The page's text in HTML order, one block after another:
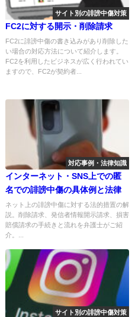
サイト別の誹謗中傷対策
FC2に対する開示・削除請求
FC2に誹謗中傷の書き込みがあり削除した
い場合の対応方法について紹介します。
FC2を利用したビジネスが広く行われてい
ますので、FC2が契約者...
対応事例・法律知識
インターネット・SNS上での匿
名での誹謗中傷の具体例と法律
ネット上の誹謗中傷に対する法的措置の解
説。削除請求、発信者情報開示請求、損害
賠償請求の手続きと流れを弁護士がご紹
介。...
サイト別の誹謗中傷対策